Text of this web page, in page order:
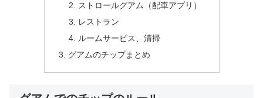
ストロールグアム（配車アプリ）
レストラン
ルームサービス、清掃
グアムのチップまとめ